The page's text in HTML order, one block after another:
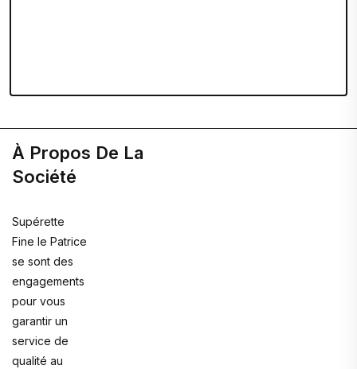
À Propos De La
Société
Supérette
Fine le Patrice
se sont des
engagements
pour vous
garantir un
service de
qualité au